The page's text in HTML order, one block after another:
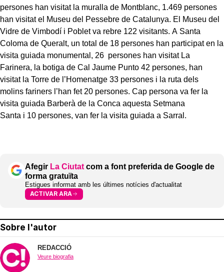
persones han visitat la muralla de Montblanc, 1.469 persones
han visitat el Museu del Pessebre de Catalunya. El Museu del
Vidre de Vimbodí i Poblet va rebre 122 visitants. A Santa
Coloma de Queralt, un total de 18 persones han participat en la
visita guiada monumental, 26 persones han visitat La
Farinera, la botiga de Cal Jaume Punto 42 persones, han
visitat la Torre de l’Homenatge 33 persones i la ruta dels
molins fariners l’han fet 20 persones. Cap persona va fer la
visita guiada Barberà de la Conca aquesta Setmana
Santa i 10 persones, van fer la visita guiada a Sarral.
Afegir La Ciutat com a font preferida de Google de
forma gratuïta
Estigues informat amb les últimes notícies d'actualitat
ACTIVAR ARA
Sobre l'autor
REDACCIÓ
Veure biografia